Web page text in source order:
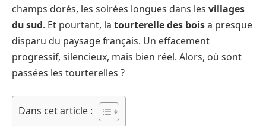
champs dorés, les soirées longues dans les villages
du sud. Et pourtant, la tourterelle des boisa presque
disparu du paysage français. Un effacement
progressif, silencieux, mais bien réel. Alors, où sont
passées les tourterelles ?
Dans cet article :